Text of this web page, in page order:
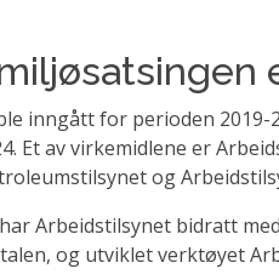
inngått for perioden
Et av virkemidlene er
og
Arbeidstilsynet bidratt
og utviklet verktøyet